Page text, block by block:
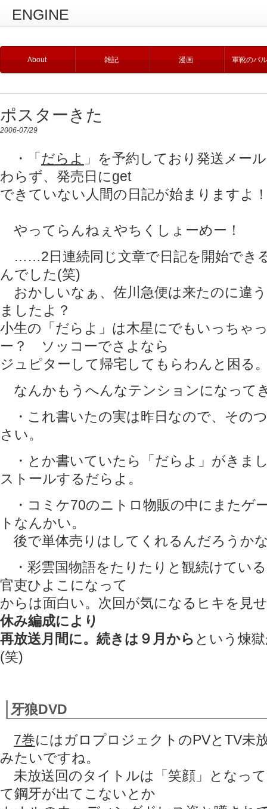
ENGINE
About 雑記 漫画 軍靴のバ
ポスターきた
2006-07/29
・「だらよ 」を予約しており発送メー
わらず、発売日にget
できていない人間の日記が始まりますよ
やってらんねぇやちくしょーめー！
……2日連続同じ文章で日記を開始でき
んでした(笑)
おかしいなぁ、佐川急便は来たのに違
ましたよ？
小生の「だらよ」は木星にでもいっちゃ
ー？ ソッコーでさよなら
ジュピターして帰宅してもらわんと困る
なんかもうへんなテンションになって
・これ書いたの実は昨日なので、その
さい。
・とか書いていたら「だらよ」がきま
ストールするだらよ。
・コミケ70のニトロ物販の中にまたゲ
トなんかい。
後で単体売りはしてくれるんだろうか
・彩雲国物語をたりたりと観続けてい
官吏ひよこになって
からは面白い。次回が気になるヒキを見
休み編成により
再放送月間に。続きは９月から という煉
(笑)
牙狼DVD
7巻にはガロプロジェクトのPVとTV未
みたいですね。
未放送回のタイトルは「笑顔」となっ
て鋼牙が出てこないとか